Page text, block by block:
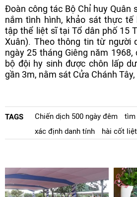
Đoàn công tác Bộ Chỉ huy Quân
nắm tình hình, khảo sát thực
tập thể liệt sĩ tại Tổ dân phố 15
Xuân). Theo thông tin từ người
ngày 25 tháng Giêng năm
bộ đội hy sinh được chôn lấp
gần 3m, nằm sát Cửa Chánh
TAGS Chiến dịch 500 ngày đêm tìm
xác định danh tính
hài cốt